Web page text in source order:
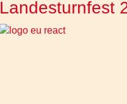
Landesturnfest